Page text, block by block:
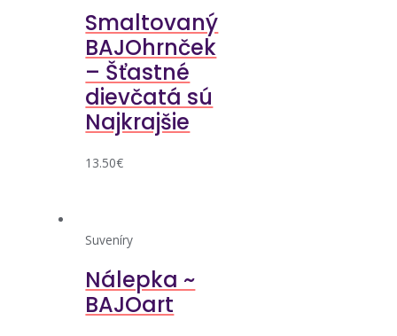
Smaltovaný
BAJOhrnček
– Šťastné
dievčatá sú
Najkrajšie
13.50€
Suveníry
Nálepka ~
BAJOart